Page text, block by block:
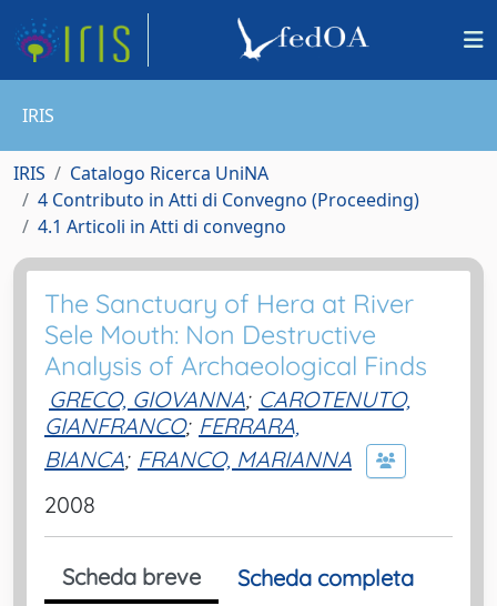
IRIS
IRIS
Catalogo Ricerca UniNA
4 Contributo in Atti di Convegno (Proceeding)
4.1 Articoli in Atti di convegno
The Sanctuary of Hera at River
Sele Mouth: Non Destructive
Analysis of Archaeological Finds
GRECO, GIOVANNA; CAROTENUTO,
GIANFRANCO; FERRARA,
BIANCA; FRANCO, MARIANNA
2008
Scheda breve
Scheda completa